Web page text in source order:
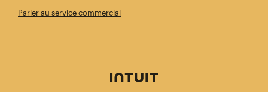
Parler au service commercial